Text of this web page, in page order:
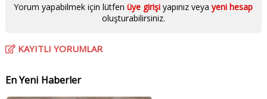
Yorum yapabilmek için lütfenüye girişiyapınız veya yeni hesap
oluşturabilirsiniz.
KAYITLI YORUMLAR
En Yeni Haberler